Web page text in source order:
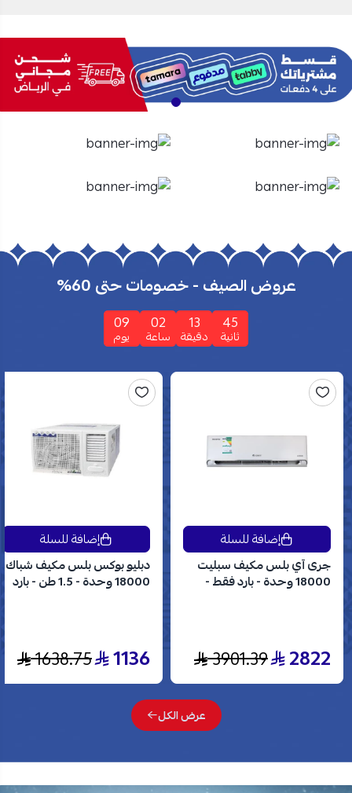
الأفران الشاشات
عروض الصيف - خصومات حتى 60%
44
ثانية
13
دقيقة
02
ساعة
09
يوم
جرى آي بلس مكيف سبليت
18000 وحدة - بارد فقط -
2822
3901.39
إضافة للسلة
دبليو بوكس بلس مكيف شباك
18000 وحدة - 1.5 طن - بارد
1136
1638.75
إضافة للسلة
عرض الكل